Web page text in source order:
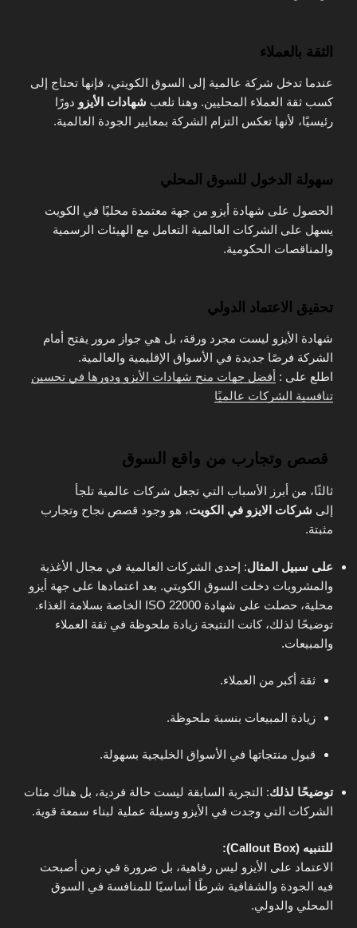
الثقة بالعملاء
عندما تدخل شركة عالمية إلى السوق الكويتي، فإنها تحتاج إلى
كسب ثقة العملاء المحليين. وهنا تلعب شهادات الأيزو دورًا
رئيسيًا، لأنها تعكس التزام الشركة بمعايير الجودة العالمية.
سهولة الدخول للسوق المحلي
الحصول على شهادة أيزو من جهة معتمدة محليًا في الكويت
يسهل على الشركات العالمية التعامل مع الهيئات الرسمية
والمناقصات الحكومية.
تحقيق الاعتماد الدولي
شهادة الأيزو ليست مجرد ورقة، بل هي جواز مرور يفتح أمام
الشركة فرصًا جديدة في الأسواق الإقليمية والعالمية.
اطلع على : أفضل جهات منح شهادات الأيزو ودورها في تحسين
تنافسية الشركات عالميًا
قصص وتجارب من واقع السوق
ثالثًا، من أبرز الأسباب التي تجعل شركات عالمية تلجأ
إلى شركات الايزو في الكويت، هو وجود قصص نجاح وتجارب
مثبتة.
على سبيل المثال: إحدى الشركات العالمية في مجال الأغذية
والمشروبات دخلت السوق الكويتي. بعد اعتمادها على جهة أيزو
محلية، حصلت على شهادة ISO 22000 الخاصة بسلامة الغذاء.
توضيحًا لذلك، كانت النتيجة زيادة ملحوظة في ثقة العملاء
والمبيعات.
ثقة أكبر من العملاء.
زيادة المبيعات بنسبة ملحوظة.
قبول منتجاتها في الأسواق الخليجية بسهولة.
توضيحًا لذلك: التجربة السابقة ليست حالة فردية، بل هناك مئات
الشركات التي وجدت في الأيزو وسيلة عملية لبناء سمعة قوية.
للتنبيه (Callout Box):
الاعتماد على الأيزو ليس رفاهية، بل ضرورة في زمن أصبحت
فيه الجودة والشفافية شرطًا أساسيًا للمنافسة في السوق
المحلي والدولي.